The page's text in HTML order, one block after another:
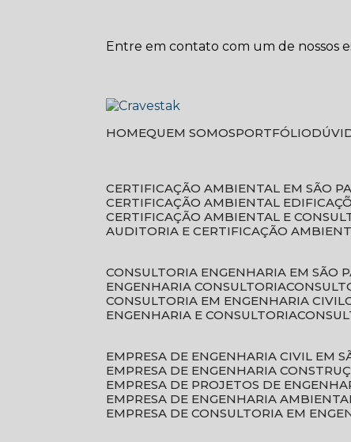
Entre em contato com um de nossos
HOME QUEM SOMOS PORTFÓLIO
CERTIFICAÇÃO AMBIENTAL EM SÃO
CERTIFICAÇÃO AMBIENTAL
CERTIFICAÇÃO AMBIENTAL E
AUDITORIA E CERTIFICAÇÃO
CONSULTORIA ENGENHARIA EM SÃO
ENGENHARIA CONSULTORIA
CONSULTORIA EM ENGENHARIA CIVIL
ENGENHARIA E CONSULTORIA
EMPRESA DE ENGENHARIA CIVIL EM
EMPRESA DE ENGENHARIA
EMPRESA DE PROJETOS DE
EMPRESA DE ENGENHARIA
EMPRESA DE CONSULTORIA EM